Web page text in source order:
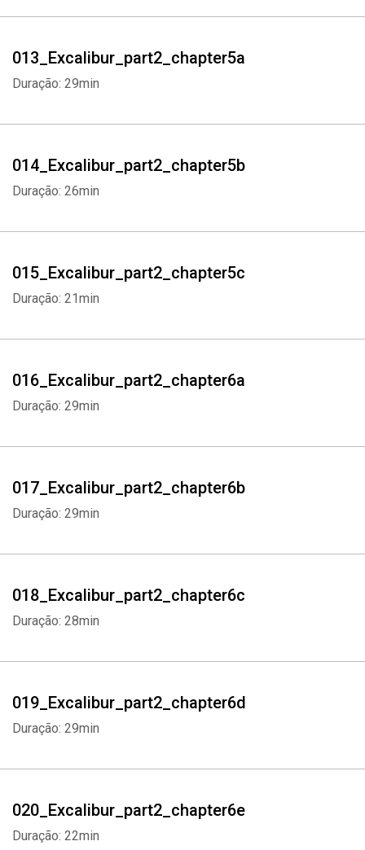
013_Excalibur_part2_chapter5a
Duração: 29min
014_Excalibur_part2_chapter5b
Duração: 26min
015_Excalibur_part2_chapter5c
Duração: 21min
016_Excalibur_part2_chapter6a
Duração: 29min
017_Excalibur_part2_chapter6b
Duração: 29min
018_Excalibur_part2_chapter6c
Duração: 28min
019_Excalibur_part2_chapter6d
Duração: 29min
020_Excalibur_part2_chapter6e
Duração: 22min